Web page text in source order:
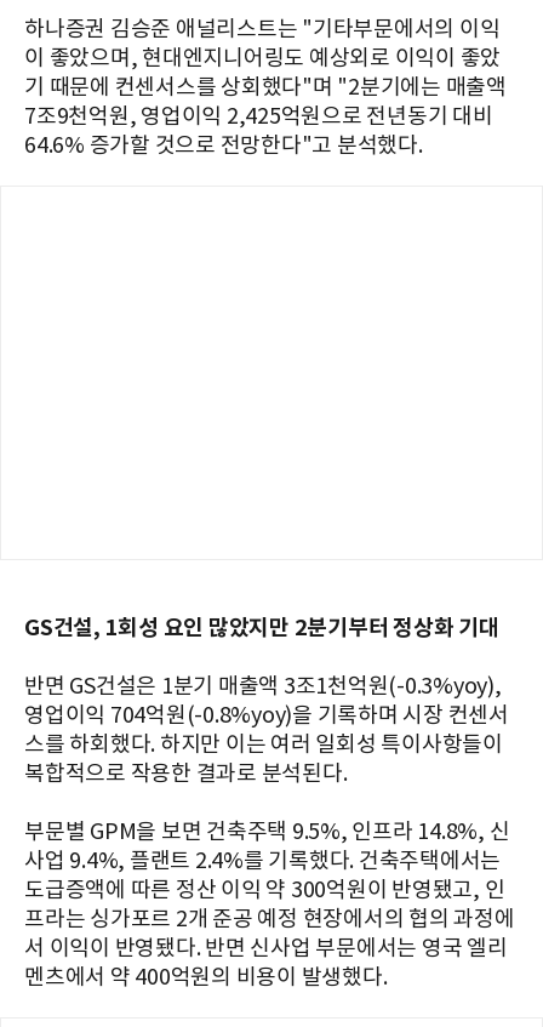
하나증권 김승준 애널리스트는 "기타부문에서의 이익
이 좋았으며, 현대엔지니어링도 예상외로 이익이 좋았
기 때문에 컨센서스를 상회했다"며 "2분기에는 매출액
7조9천억원, 영업이익 2,425억원으로 전년동기 대비
64.6% 증가할 것으로 전망한다"고 분석했다.
GS건설, 1회성 요인 많았지만 2분기부터 정상화 기대
반면 GS건설은 1분기 매출액 3조1천억원(-0.3%yoy),
영업이익 704억원(-0.8%yoy)을 기록하며 시장 컨센서
스를 하회했다. 하지만 이는 여러 일회성 특이사항들이
복합적으로 작용한 결과로 분석된다.
부문별 GPM을 보면 건축주택 9.5%, 인프라 14.8%, 신
사업 9.4%, 플랜트 2.4%를 기록했다. 건축주택에서는
도급증액에 따른 정산 이익 약 300억원이 반영됐고, 인
프라는 싱가포르 2개 준공 예정 현장에서의 협의 과정에
서 이익이 반영됐다. 반면 신사업 부문에서는 영국 엘리
멘츠에서 약 400억원의 비용이 발생했다.